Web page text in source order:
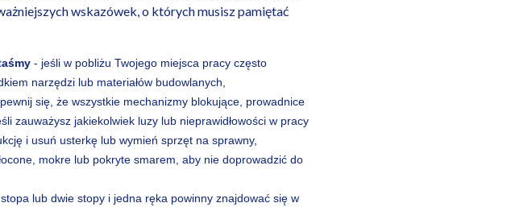
wskazówek, o których musisz pamiętać
- jeśli w pobliżu Twojego miejsca pracy często
narzędzi lub materiałów budowlanych,
się, że wszystkie mechanizmy blokujące, prowadnice
zauważysz jakiekolwiek luzy lub nieprawidłowości w pracy
i usuń usterkę lub wymień sprzęt na sprawny,
mokre lub pokryte smarem, aby nie doprowadzić do
lub dwie stopy i jedna ręka powinny znajdować się w